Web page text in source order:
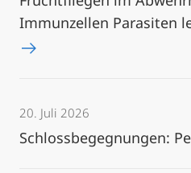
Immunzellen Parasiten
20. Juli 2026
Schlossbegegnungen: